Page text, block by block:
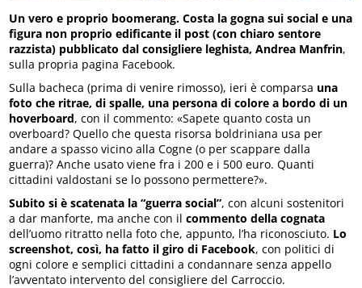
Un vero e proprio boomerang. Costa la gogna sui social e una
figura non proprio edificante il post (con chiaro sentore
razzista) pubblicato dal consigliere leghista, Andrea Manfrin,
sulla propria pagina Facebook.
Sulla bacheca (prima di venire rimosso), ieri è comparsa una
foto che ritrae, di spalle, una persona di colore a bordo di un
hoverboard, con il commento: «Sapete quanto costa un
overboard? Quello che questa risorsa boldriniana usa per
andare a spasso vicino alla Cogne (o per scappare dalla
guerra)? Anche usato viene fra i 200 e i 500 euro. Quanti
cittadini valdostani se lo possono permettere?».
Subito si è scatenata la “guerra social”, con alcuni sostenitori
a dar manforte, ma anche con ilcommento della cognata
dell’uomo ritratto nella foto che, appunto, l’ha riconosciuto. Lo
screenshot, così, ha fatto il giro di Facebook, con politici di
ogni colore e semplici cittadini a condannare senza appello
l’avventato intervento del consigliere del Carroccio.